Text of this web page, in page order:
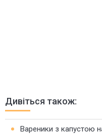
Дивіться також:
Вареники з капустою